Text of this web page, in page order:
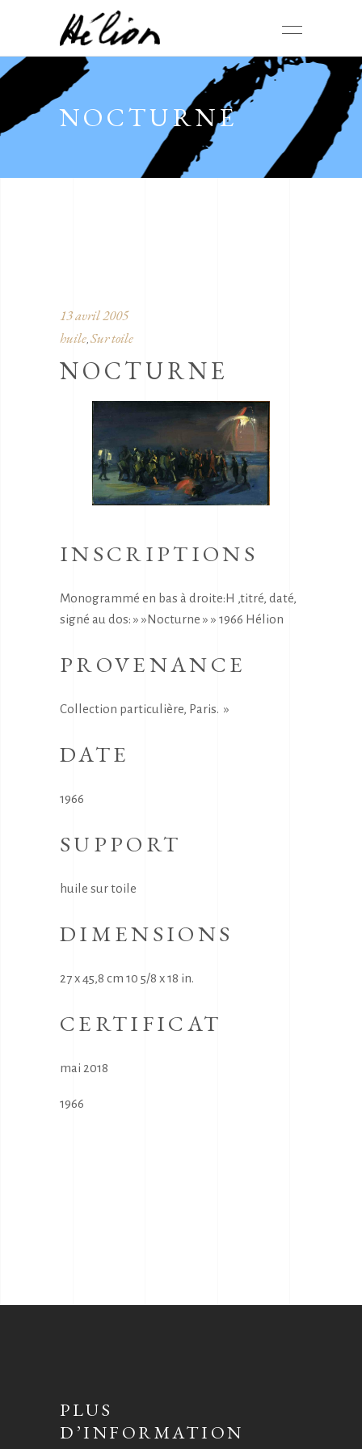
NOCTURNE
13 avril 2005
huile, Sur toile
NOCTURNE
INSCRIPTIONS
Monogrammé en bas à droite:H ,titré, daté,
signé au dos: » »Nocturne » » 1966 Hélion
PROVENANCE
Collection particulière, Paris. »
DATE
1966
SUPPORT
huile sur toile
DIMENSIONS
27 x 45,8 cm 10 5/8 x 18 in.
CERTIFICAT
mai 2018
1966
PLUS
D’INFORMATION